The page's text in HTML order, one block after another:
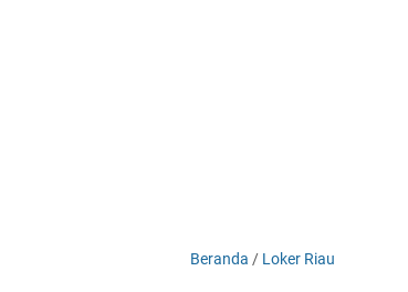
Beranda / Loker Riau